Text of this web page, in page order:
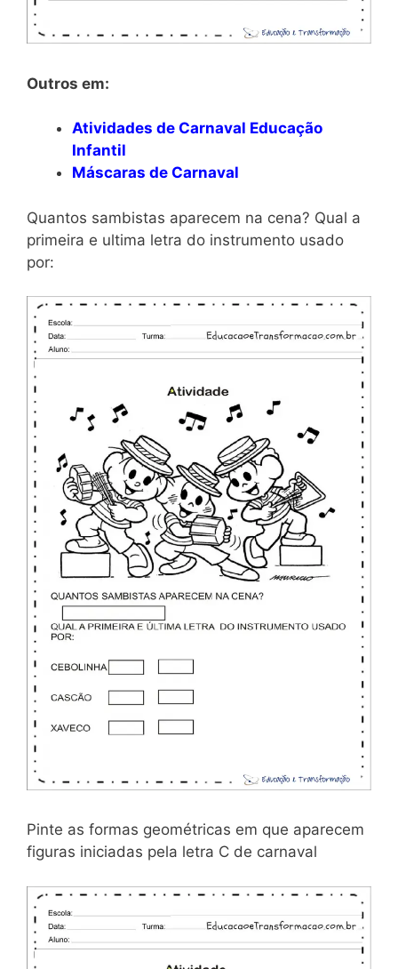
Outros em:
Atividades de Carnaval Educação
Infantil
Máscaras de Carnaval
Quantos sambistas aparecem na cena? Qual a
primeira e ultima letra do instrumento usado
por:
Pinte as formas geométricas em que aparecem
figuras iniciadas pela letra C de carnaval